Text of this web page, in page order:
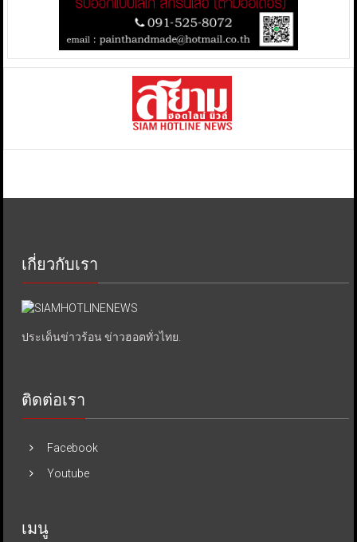
เกี่ยวกับเรา
ประเด็นข่าวร้อน ข่าวฮอตทั่วไทย.
ติดต่อเรา
Facebook
Youtube
เมนู